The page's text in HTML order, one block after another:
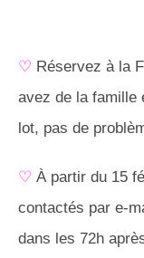
♡ Réservez à la
avez de la famille
lot, pas de
♡ À partir du 15
contactés par e-
dans les 72h